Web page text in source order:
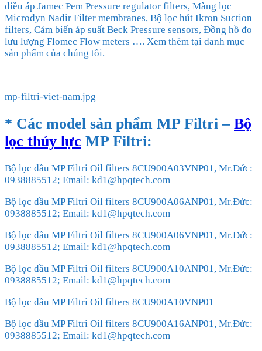
điều áp Jamec Pem Pressure regulator filters, Màng lọc
Microdyn Nadir Filter membranes, Bộ lọc hút Ikron Suction
filters, Cảm biến áp suất Beck Pressure sensors, Đồng hồ đo
lưu lượng Flomec Flow meters …. Xem thêm tại danh mục
sản phẩm của chúng tôi.
mp-filtri-viet-nam.jpg
* Các model sản phẩm MP Filtri – Bộ
lọc thủy lực MP Filtri:
Bộ lọc dầu MP Filtri Oil filters 8CU900A03VNP01, Mr.Đức:
0938885512; Email: kd1@hpqtech.com
Bộ lọc dầu MP Filtri Oil filters 8CU900A06ANP01, Mr.Đức:
0938885512; Email: kd1@hpqtech.com
Bộ lọc dầu MP Filtri Oil filters 8CU900A06VNP01, Mr.Đức:
0938885512; Email: kd1@hpqtech.com
Bộ lọc dầu MP Filtri Oil filters 8CU900A10ANP01, Mr.Đức:
0938885512; Email: kd1@hpqtech.com
Bộ lọc dầu MP Filtri Oil filters 8CU900A10VNP01
Bộ lọc dầu MP Filtri Oil filters 8CU900A16ANP01, Mr.Đức:
0938885512; Email: kd1@hpqtech.com